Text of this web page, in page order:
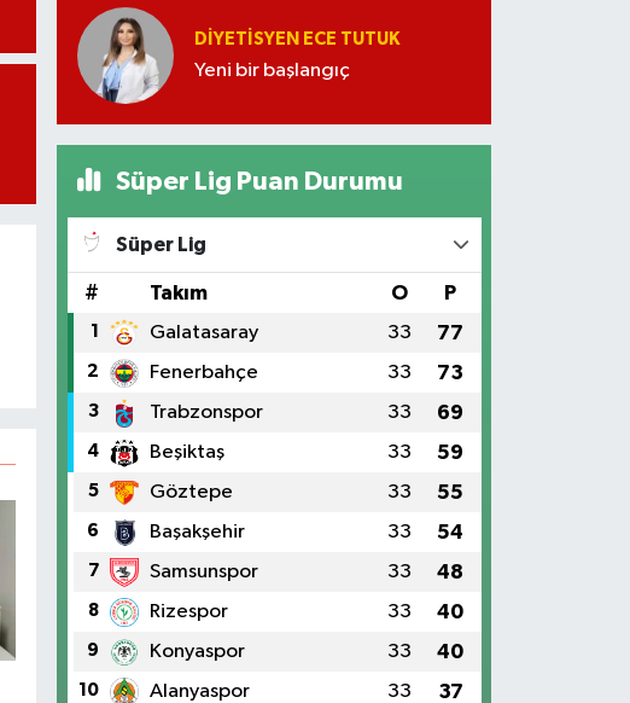
DIYETISYEN ECE TUTUK
Yeni bir başlangıç
Süper Lig Puan Durumu
Süper Lig
# Takım O P
1 Galatasaray 33 77
2 Fenerbahçe 33 73
3 Trabzonspor 33 69
4 Beşiktaş 33 59
5 Göztepe 33 55
6 Başakşehir 33 54
7 Samsunspor 33 48
8 Rizespor 33 40
9 Konyaspor 33 40
10 Alanyaspor 33 37